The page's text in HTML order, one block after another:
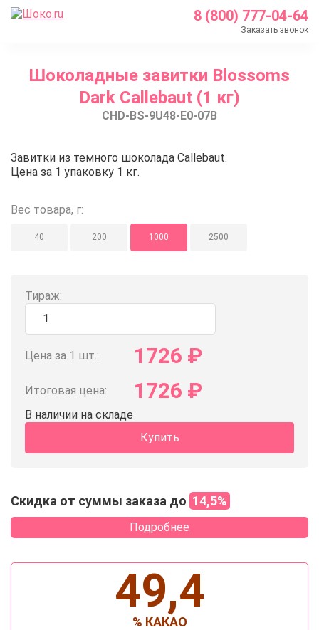
8 (800) 777-04-64
Заказать звонок
Каталог
Шоколад Barry Callebaut
Шоколадные декоры
Шоколадные завитки Blossoms
Dark Callebaut (1 кг)
CHD-BS-9U48-E0-07B
Шоколадные завитки Blossoms
Завитки из темного шоколада Callebaut.
Цена за 1 упаковку 1 кг.
Вес товара, г:
40 200 1000 2500
Тираж:
Цена за 1 шт.: 1726 ₽
Итоговая цена: 1726 ₽
В наличии на складе
Купить
Скидка от суммы заказа до 14,5%
Подробнее
49,4
% КАКАО